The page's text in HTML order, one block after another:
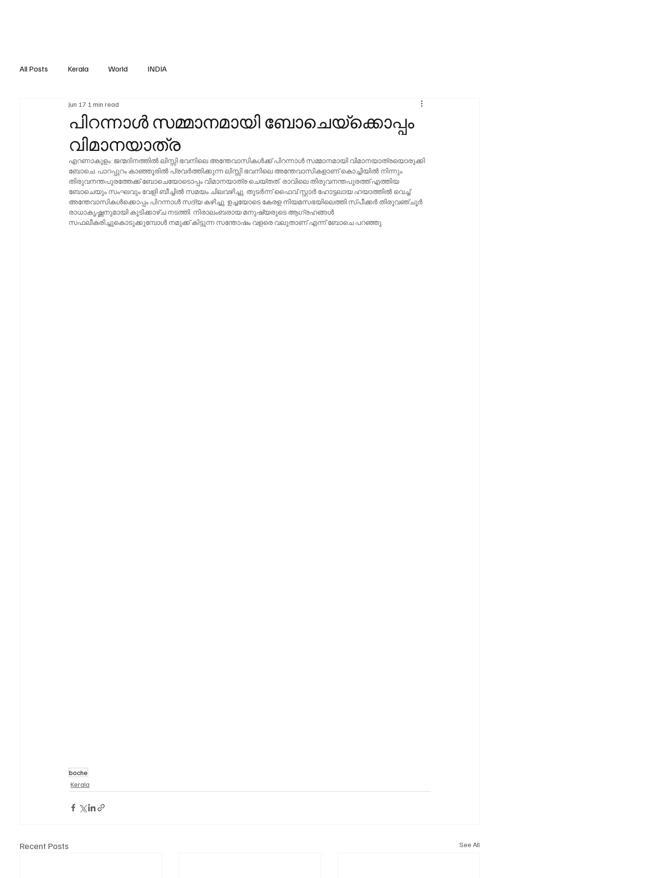
All Posts Kerala World INDIA
പിറന്നാള്‍ സമ്മാനമായി ബോചെയ്‌ക്കൊപ്പം
വിമാനയാത്ര
Jun 17 1 min read
എറണാകുളം: ജന്മദിനത്തില്‍ ലിസ്സി ഭവനിലെ അന്തേവാസികള്‍ക്ക് പിറന്നാള്‍ സമ്മാനമായി വിമാനയാത്രയൊരുക്കി
ബോചെ. പാറപ്പുറം കാഞ്ഞൂരില്‍ പ്രവര്‍ത്തിക്കുന്ന ലിസ്സി ഭവനിലെ അന്തേവാസികളാണ് കൊച്ചിയില്‍ നിന്നും
തിരുവനന്തപുരത്തേക്ക് ബോചെയോടൊപ്പം വിമാനയാത്ര ചെയ്തത്. രാവിലെ തിരുവനന്തപുരത്ത് എത്തിയ
ബോചെയും സംഘവും വേളി ബീച്ചില്‍ സമയം ചിലവഴിച്ചു. തുടര്‍ന്ന് ഫൈവ് സ്റ്റാര്‍ ഹോട്ടലായ ഹയാത്തില്‍ വെച്ച്
അന്തേവാസികള്‍ക്കൊപ്പം പിറന്നാള്‍ സദ്യ കഴിച്ചു. ഉച്ചയോടെ കേരള നിയമസഭയിലെത്തി സ്പീക്കര്‍ തിരുവഞ്ചൂര്‍
രാധാകൃഷ്ണനുമായി കൂടിക്കാഴ്ച നടത്തി. നിരാലംബരായ മനുഷ്യരുടെ ആഗ്രഹങ്ങള്‍
സഫലീകരിച്ചുകൊടുക്കുമ്പോള്‍ നമുക്ക് കിട്ടുന്ന സന്തോഷം വളരെ വലുതാണ് എന്ന് ബോചെ പറഞ്ഞു.
boche
Kerala
Recent Posts See All